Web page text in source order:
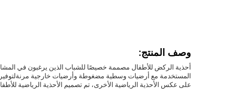
وصف المنتج:
أحذية الركض للأطفال مصممة خصيصًا للشباب الذين يرغبون في
المستخدمة مع أرضيات وسطية مضغوطة وأرضيات خارجية
على عكس الأحذية الرياضية الأخرى، تم تصميم الأحذية الرياضية